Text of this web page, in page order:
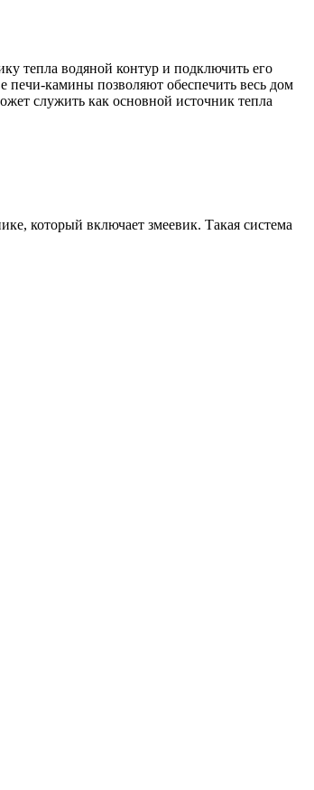
тепла водяной контур и подключить его
печи-камины позволяют обеспечить весь дом
служить как основной источник тепла
который включает змеевик. Такая система